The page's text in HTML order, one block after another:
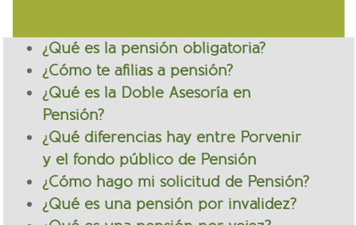
¿Qué es la pensión obligatoria?
¿Cómo te afilias a pensión?
¿Qué es la Doble Asesoría en
Pensión?
¿Qué diferencias hay entre Porvenir
y el fondo público de Pensión
¿Cómo hago mi solicitud de Pensión?
¿Qué es una pensión por invalidez?